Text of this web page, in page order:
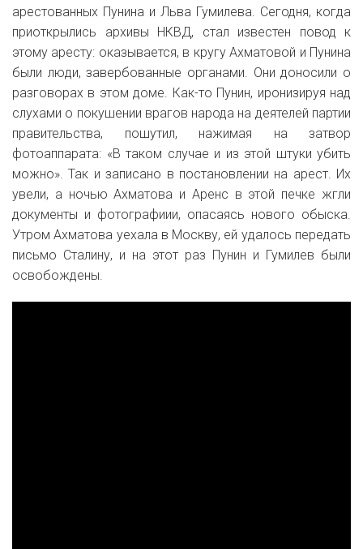
арестованных Пунина и Льва Гумилева. Сегодня, когда
приоткрылись архивы НКВД, стал известен повод к
этому аресту: оказывается, в кругу Ахматовой и Пунина
были люди, завербованные органами. Они доносили о
разговорах в этом доме. Как-то Пунин, иронизируя над
слухами о покушении врагов народа на деятелей партии
правительства, пошутил, нажимая на затвор
фотоаппарата: «В таком случае и из этой штуки убить
можно». Так и записано в постановлении на арест. Их
увели, а ночью Ахматова и Аренс в этой печке жгли
документы и фотографиии, опасаясь нового обыска.
Утром Ахматова уехала в Москву, ей удалось передать
письмо Сталину, и на этот раз Пунин и Гумилев были
освобождены.